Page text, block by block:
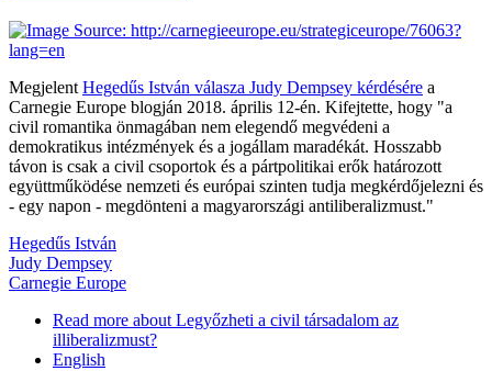
Megjelent Hegedűs István válasza Judy Dempsey kérdésére a
Carnegie Europe blogján 2018. április 12-én. Kifejtette, hogy "a
civil romantika önmagában nem elegendő megvédeni a
demokratikus intézmények és a jogállam maradékát. Hosszabb
távon is csak a civil csoportok és a pártpolitikai erők határozott
együttműködése nemzeti és európai szinten tudja megkérdőjelezni és
- egy napon - megdönteni a magyarországi antiliberalizmust."
Hegedűs István
Judy Dempsey
Carnegie Europe
Read more about Legyőzheti a civil társadalom az
illiberalizmust?
English